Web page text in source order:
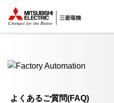
ここから本文
よくあるご質問(FAQ)